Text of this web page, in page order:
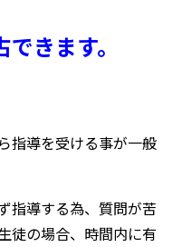
きます。
指導を受ける事が一般
指導する為、質問が苦
徒の場合、時間内に有